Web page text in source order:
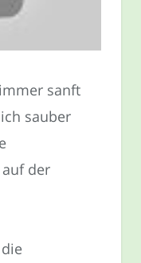
sanft
sauber
der